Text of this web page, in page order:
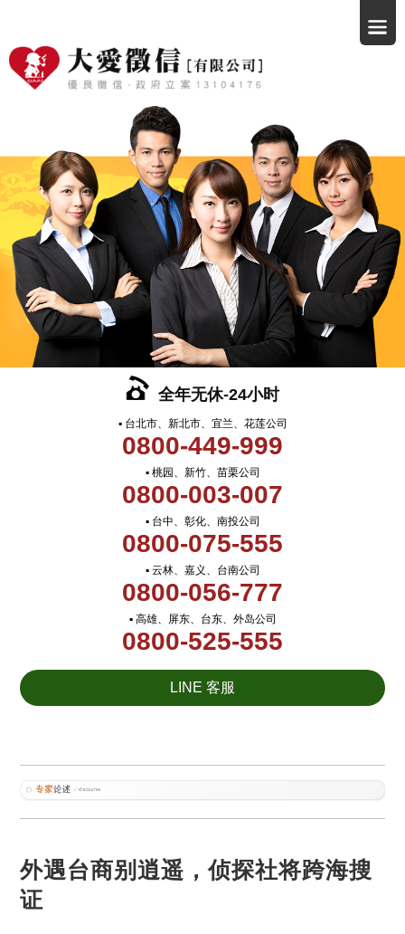
全年无休-24小时
▪ 台北市、新北市、宜兰、花莲公司
0800-449-999
▪ 桃园、新竹、苗栗公司
0800-003-007
▪ 台中、彰化、南投公司
0800-075-555
▪ 云林、嘉义、台南公司
0800-056-777
▪ 高雄、屏东、台东、外岛公司
0800-525-555
LINE 客服
外遇台商别逍遥，侦探社将跨海搜
证